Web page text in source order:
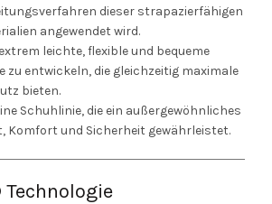
dieser strapazierfähigen
angewendet wird.
leichte, flexible und bequeme
zu entwickeln, die gleichzeitig maximale
bieten.
Schuhlinie, die ein außergewöhnliches
Komfort und Sicherheit gewährleistet.